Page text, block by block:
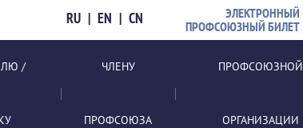
RU | EN | CN
ЭЛЕКТРОННЫЙ
ПРОФСОЮЗНЫЙ БИЛЕТ
/ ЧЛЕНУ
ПРОФСОЮЗА
ПРОФСОЮЗНОЙ
ОРГАНИЗАЦИИ